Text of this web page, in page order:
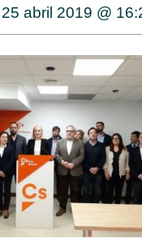
abril 2019 @